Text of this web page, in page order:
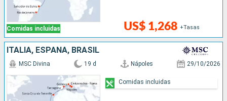
Comidas incluidas US$ 1,268 +Tasas
ITALIA, ESPAÑA, BRASIL
MSC Divina 19 d Nápoles 29/10/2026
Comidas incluidas